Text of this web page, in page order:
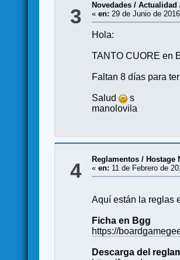
3 Novedades / Actualidad
«en: 29 de Junio de
Hola:
TANTO CUORE en
Faltan 8 días para
Salud
s
manolovila
4 Reglamentos / Hostage
«en: 11 de Febrero de
Aquí están la reglas
Ficha en Bgg
https://
Descarga del